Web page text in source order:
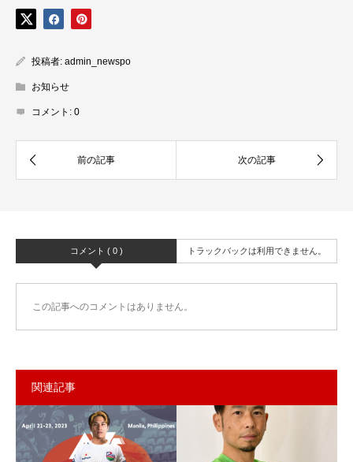
投稿者: admin_newspo
お知らせ
コメント: 0
コメント ( 0 ) トラックバックは利用できません。
この記事へのコメントはありません。
関連記事